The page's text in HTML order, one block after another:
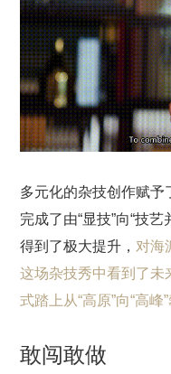
多元化的杂技创作赋予
完成了由“显技”向“技
得到了极大提升， 对海
这场杂技秀中看到了未
式踏上从“高原”向“高峰
敢闯敢做